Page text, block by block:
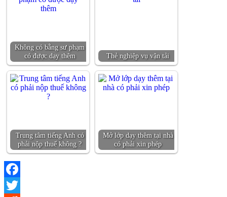
Không có bằng sư phạm
có được dạy thêm
Thẻ nghiệp vụ vận tải
Trung tâm tiếng Anh có
phải nộp thuế không ?
Mở lớp dạy thêm tại nhà
có phải xin phép
Facebook